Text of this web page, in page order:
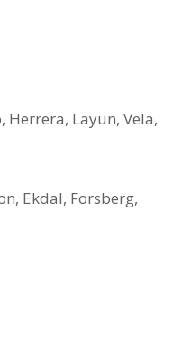
Herrera, Layun, Vela,
Ekdal, Forsberg,